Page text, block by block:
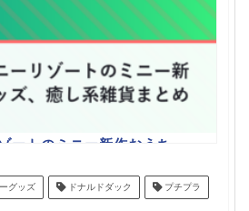
ートのミニー新作おうち
グッズ ドナルドダック プチプラ